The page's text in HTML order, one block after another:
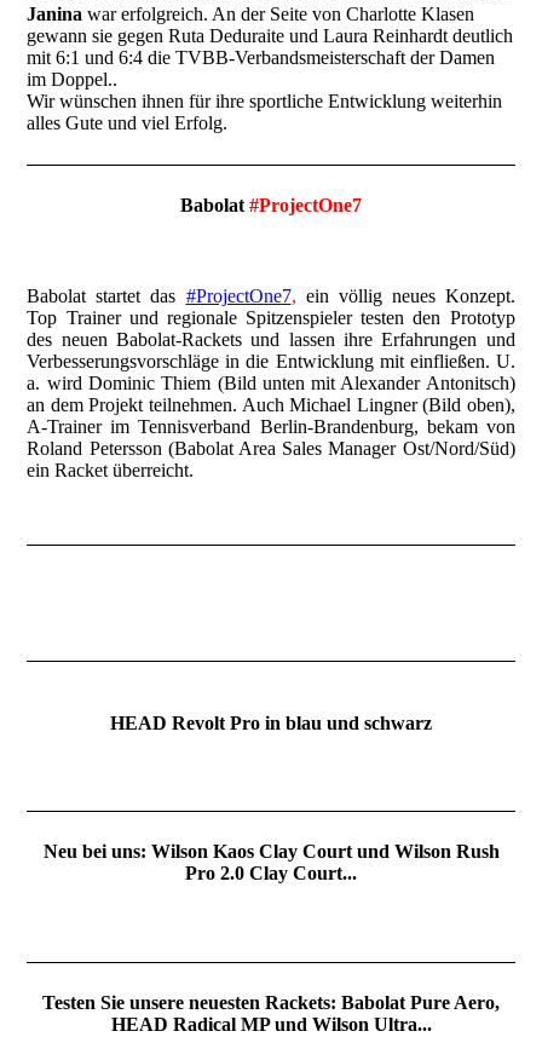
Janinawar erfolgreich. An der Seite von Charlotte Klasen
gewann sie gegenRuta Deduraite und Laura Reinhardt deutlich
mit 6:1 und 6:4 die TVBB-Verbandsmeisterschaft der Damen
im Doppel..
Wir wünschen ihnen für ihre sportliche Entwicklung weiterhin
alles Gute und viel Erfolg.
Babolat #ProjectOne7
Babolat startet das #ProjectOne7, ein völlig neues Konzept.
Top Trainer und regionale Spitzenspieler testen den Prototyp
des neuen Babolat-Rackets und lassen ihre Erfahrungen und
Verbesserungsvorschläge in die Entwicklung mit einfließen. U.
a. wird Dominic Thiem (Bild unten mit Alexander Antonitsch)
an dem Projekt teilnehmen. Auch Michael Lingner (Bild oben),
A-Trainer im Tennisverband Berlin-Brandenburg, bekam von
Roland Petersson (Babolat Area Sales Manager Ost/Nord/Süd)
ein Racket überreicht.
HEAD Revolt Pro in blau und schwarz
Neu bei uns: Wilson Kaos Clay Court und Wilson Rush
Pro 2.0 Clay Court...
Testen Sie unsere neuesten Rackets: Babolat Pure Aero,
HEAD Radical MP und Wilson Ultra...